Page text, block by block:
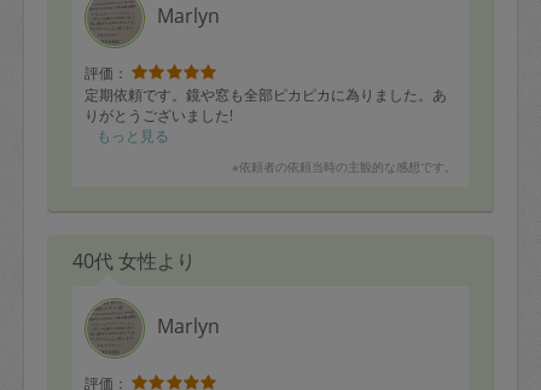
Marlyn
評価：
定期依頼です。鏡や窓も全部ピカピカに為りました。あ
りがとうございました!
もっと見る
※依頼者の依頼当時の主観的な感想です。
40代 女性より
Marlyn
評価：